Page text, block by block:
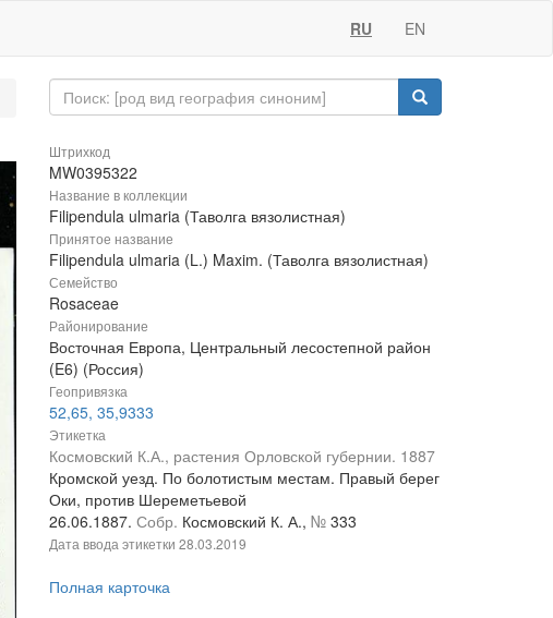
RU EN
Штрихкод
MW0395322
Название в коллекции
Filipendula ulmaria (Таволга вязолистная)
Принятое название
Filipendula ulmaria (L.) Maxim. (Таволга вязолистная)
Семейство
Rosaceae
Районирование
Восточная Европа, Центральный лесостепной район
(E6) (Россия)
Геопривязка
52,65, 35,9333
Этикетка
Космовский К.А., растения Орловской губернии. 1887
Кромской уезд. По болотистым местам. Правый берег
Оки, против Шереметьевой
26.06.1887. Собр. Космовский К. А., № 333
Дата ввода этикетки 28.03.2019
Полная карточка